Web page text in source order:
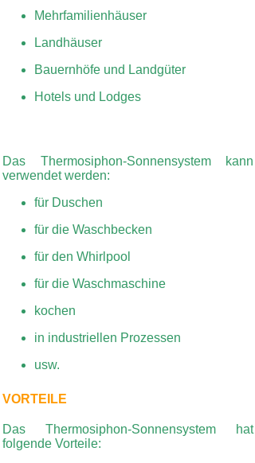
VORTEILE
Das Thermosiphon-Sonnensystem hat
folgende Vorteile:
Mehrfamilienhäuser
Landhäuser
Bauernhöfe und Landgüter
Hotels und Lodges
Das Thermosiphon-Sonnensystem kann
verwendet werden:
für Duschen
für die Waschbecken
für den Whirlpool
für die Waschmaschine
kochen
in industriellen Prozessen
usw.